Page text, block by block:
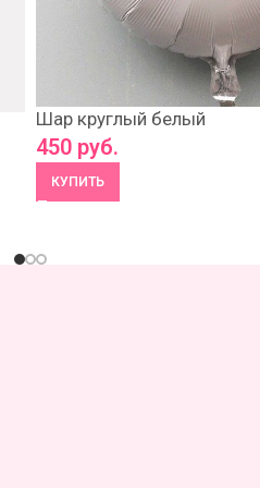
Шар круглый белый
450 руб.
КУПИТЬ